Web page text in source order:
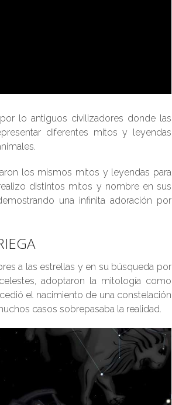
lo antiguos civilizadores donde las
diferentes mitos y leyendas
los mismos mitos y leyendas para
distintos mitos y nombre en sus
una infinita adoración por
a las estrellas y en su búsqueda por
adoptaron la mitología como
el nacimiento de una constelación
casos sobrepasaba la realidad.